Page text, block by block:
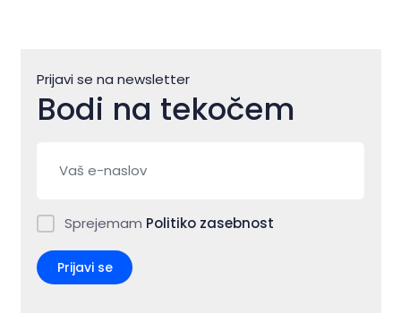
Prijavi se na newsletter
Bodi na tekočem
Sprejemam Politiko zasebnost
Prijavi se